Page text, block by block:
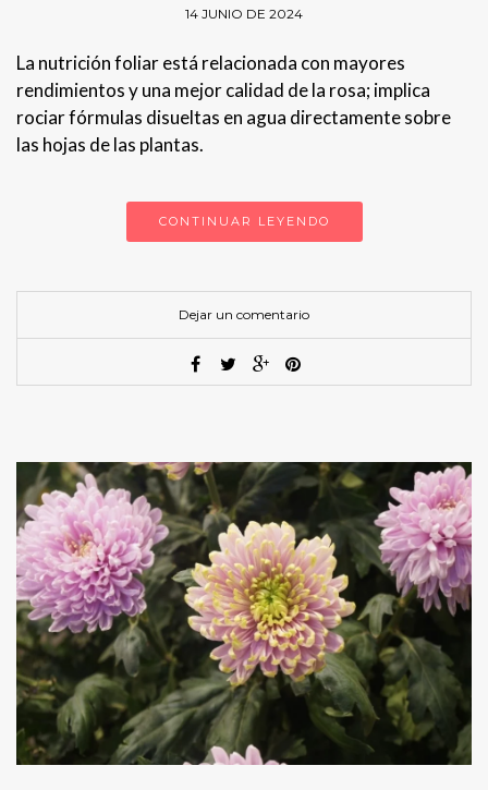
14 JUNIO DE 2024
La nutrición foliar está relacionada con mayores
rendimientos y una mejor calidad de la rosa; implica
rociar fórmulas disueltas en agua directamente sobre
las hojas de las plantas.
CONTINUAR LEYENDO
Dejar un comentario